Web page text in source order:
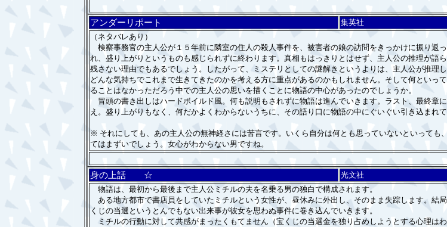
アンダーリポート
集英社
（ネタバレあり）
検察事務官の主人公が１５年前に隣室の住人の殺人事件を、被害者の娘の訪問をきっかけに振り返
れ、盛り上がりというものも感じられずに終わります。真相もはっきりとはせず、主人公の推理が語
残さない理由でもあるでしょう。したがって、ミステリとしての謎解きというよりは、主人公が推理
どんな気持ちでこれまで生きてきたのかを考える方に重点があるのかもしれません。そして何といっ
ることはなかっただろう中での主人公の思いを描くことに物語の中心があったのでしょうか。
冒頭の書き出しはハードボイルド風。何も説明もされずに物語は進んでいきます。ラスト、最終章
え。盛り上がりもなく、何だかよくわからないうちに、その語り口に物語の中にぐいぐい引き込まれて
※ それにしても、あの主人公の無神経さには苦言です。いくら自分は何とも思っていないといって
てはまずいでしょう。女心がわからない男ですね。
身の上話 ☆
光文社
物語は、最初から最後まで主人公ミチルの夫を名乗る男の独白で構成されます。
ある地方都市で書店員をしていたミチルという女性が、昼休みに外出し、そのまま失踪します。結
くじの当選というとんでもない出来事が彼女を思わぬ事件に巻き込んでいきます。
ミチルの行動に対して共感がまったくもてません（宝くじの当選金を独り占めしようとする心理は